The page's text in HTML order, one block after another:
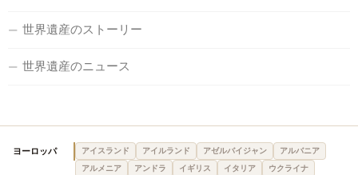
世界遺産のストーリー
世界遺産のニュース
ヨーロッパ アイスランド アイルランド アゼルバイジャン
アルバニア
アルメニア
アンドラ イギリス イタリア
ウクライナ